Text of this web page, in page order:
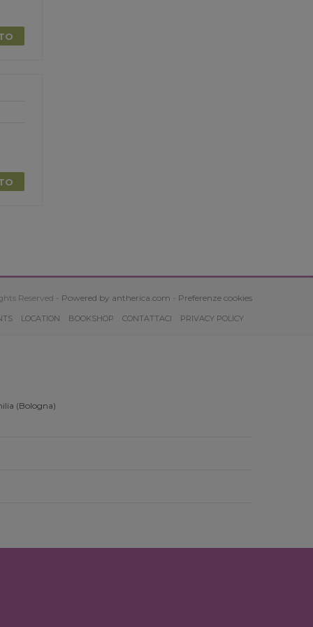
Reserved - Powered by antherica.com - Preferenze cookies
LOCATION BOOKSHOP CONTATTACI PRIVACY POLICY
(Bologna)